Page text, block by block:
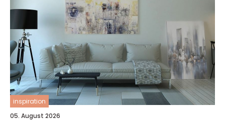
inspiration
05. August 2026